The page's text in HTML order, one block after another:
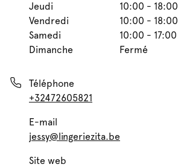
Jeudi
10:00 - 18:00
Vendredi
10:00 - 18:00
Samedi
10:00 - 17:00
Dimanche
Fermé
Téléphone
+32472605821
E-mail
jessy@lingeriezita.be
Site web